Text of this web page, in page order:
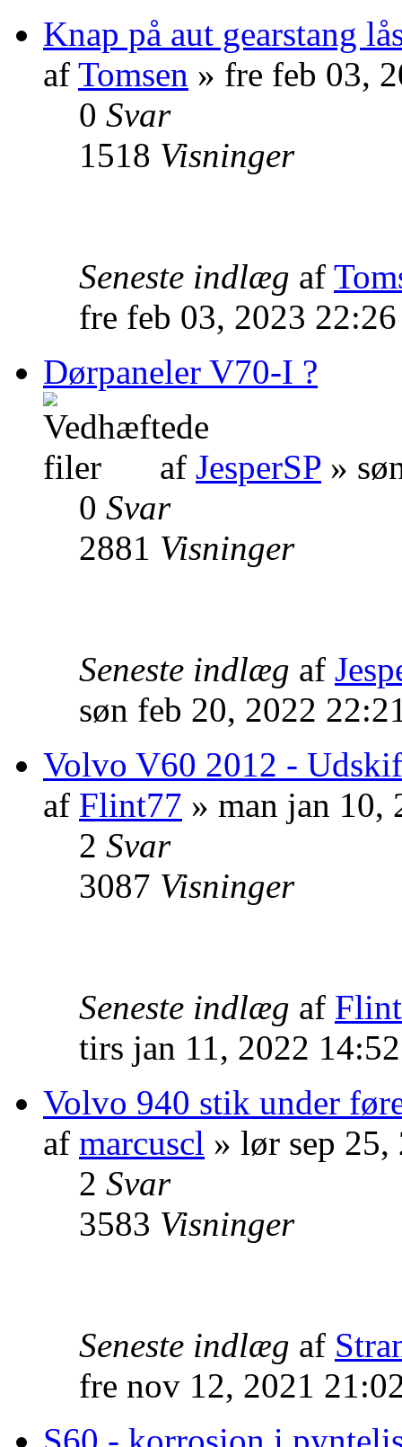
Knap på aut gearstang
af Tomsen » fre feb 03,
0 Svar
1518 Visninger
Seneste indlæg af
fre feb 03, 2023
Dørpaneler V70-I ?
af JesperSP »
0 Svar
2881 Visninger
Seneste indlæg af
søn feb 20, 2022
Volvo V60 2012 -
af Flint77 » man jan 10,
2 Svar
3087 Visninger
Seneste indlæg af
tirs jan 11, 2022
Volvo 940 stik under
af marcuscl » lør sep
2 Svar
3583 Visninger
Seneste indlæg af
fre nov 12, 2021